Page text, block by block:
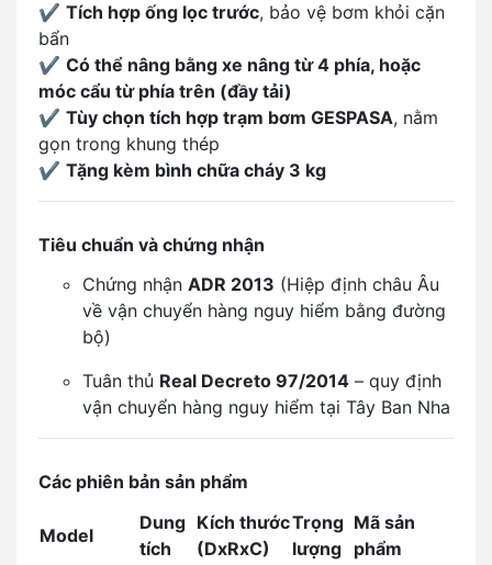
✔️ Tích hợp ống lọc trước, bảo vệ bơm khỏi cặn
bẩn
✔️ Có thể nâng bằng xe nâng từ 4 phía, hoặc
móc cẩu từ phía trên (đầy tải)
✔️ Tùy chọn tích hợp trạm bơm GESPASA, nằm
gọn trong khung thép
✔️ Tặng kèm bình chữa cháy 3 kg
Tiêu chuẩn và chứng nhận
Chứng nhận ADR 2013 (Hiệp định châu Âu
về vận chuyển hàng nguy hiểm bằng đường
bộ)
Tuân thủ Real Decreto 97/2014 – quy định
vận chuyển hàng nguy hiểm tại Tây Ban Nha
Các phiên bản sản phẩm
Model
Dung
tích
Kích thước
(DxRxC)
Trọng
lượng
Mã sản
phẩm